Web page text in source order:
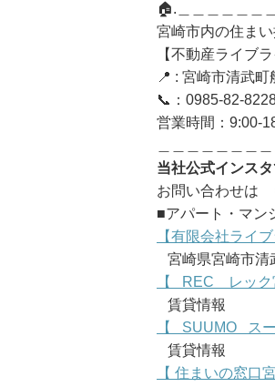
🏠.＿＿＿＿＿＿
宮崎市内の住ま
【不動産ライブラ
📍 : 宮崎市清武
📞：0985-82-
営業時間：9:00-
＿＿＿＿＿＿＿
当社公式インス
お問い合わせ
■アパート・マン
【有限会社ライブ
宮崎県宮崎市清
【 REC レック
賃貸情報
【 SUUMO ス
賃貸情報
【 住まいの窓口